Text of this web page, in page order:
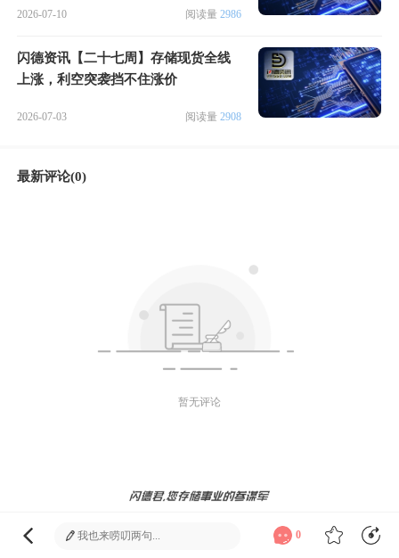
2026-07-10 阅读量 2986
闪德资讯【二十七周】存储现货全线
上涨，利空突袭挡不住涨价
2026-07-03 阅读量 2908
最新评论(0)
暂无评论
0
发送